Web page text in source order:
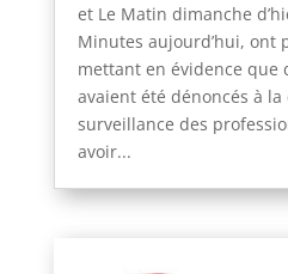
et Le Matin dimanche
Minutes aujourd’hui, ont
mettant en évidence que
avaient été dénoncés à
surveillance des
avoir...